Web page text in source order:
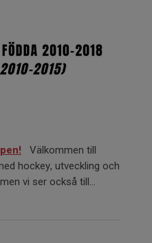
Välkommen till
hockey, utveckling och
vi ser också till...